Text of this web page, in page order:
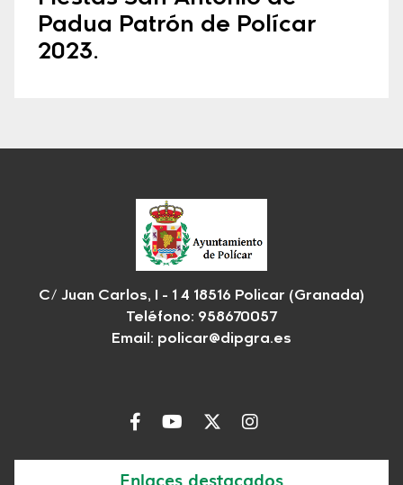
Padua Patrón de Polícar
2023.
C/ Juan Carlos, I - 1 4 18516 Policar (Granada)
Teléfono: 958670057
Email: policar@dipgra.es
Enlaces destacados